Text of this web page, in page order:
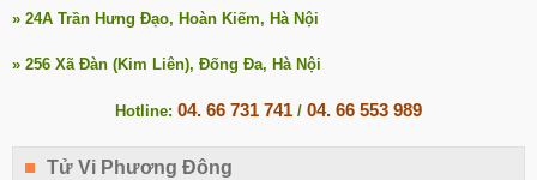
» 24A Trần Hưng Đạo, Hoàn Kiếm, Hà Nội
» 256 Xã Đàn (Kim Liên), Đống Đa, Hà Nội
Hotline: 04. 66 731 741 / 04. 66 553 989
Tử Vi Phương Đông